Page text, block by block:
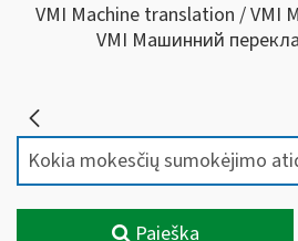
VMI Machine translation / VMI
VMI Машинний
Paieška